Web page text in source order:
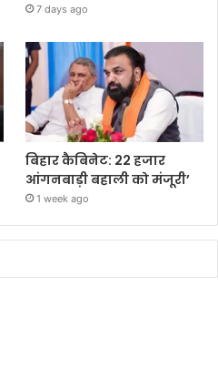
7 days ago
बिहार कैबिनेट: 22 हजार
आंगनबाड़ी बहाली को मंजूरी’
1 week ago